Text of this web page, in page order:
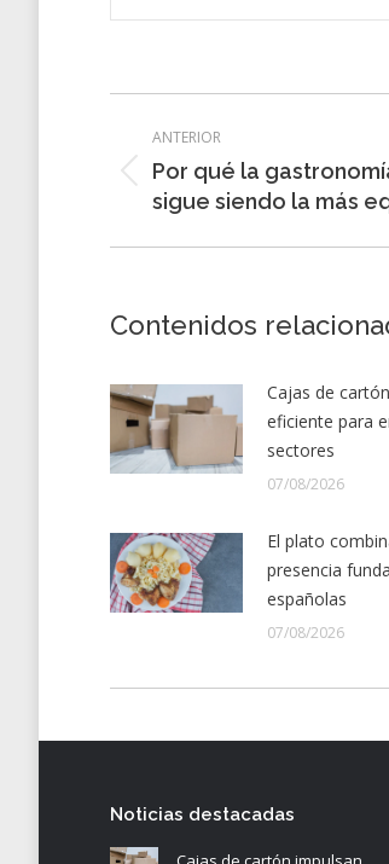
entre
entradas
ANTERIOR
Entrada
anterior:
Por qué la
sigue siendo la más
Contenidos
Cajas de
eficiente para
sectores
07/08/2026
El plato
presencia
españolas
07/08/2026
Noticias destacadas